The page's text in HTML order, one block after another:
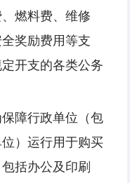
燃料费、维修
奖励费用等支
开支的各类公务
保障行政单位（包
）运行用于购买
括办公及印刷